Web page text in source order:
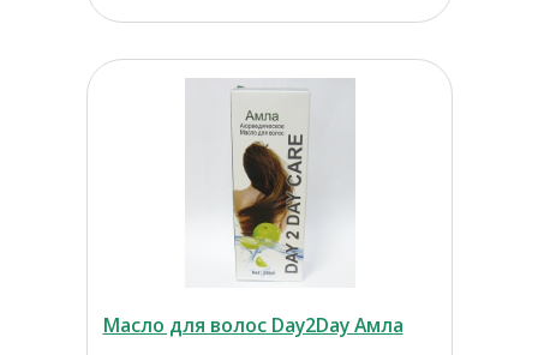
Масло для волос Day2Day Амла